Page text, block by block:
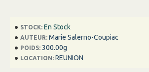
STOCK: En Stock
AUTEUR: Marie Salerno-Coupiac
POIDS: 300.00g
LOCATION: REUNION